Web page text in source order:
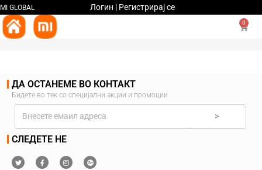
MI GLOBAL Логин | Регистрирај се
0
ДА ОСТАНЕМЕ ВО КОНТАКТ
Бидете во тек со специјални акции и промоции
>
СЛЕДЕТЕ НЕ